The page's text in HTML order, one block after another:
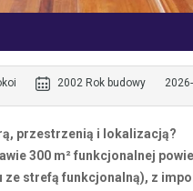
2002 Rok budowy
przestrzenią i lokalizacją?
300 m² funkcjonalnej
strefą funkcjonalną), z